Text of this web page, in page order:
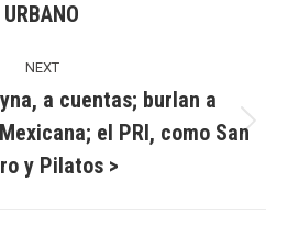
post:
URBANO
NEXT
Next
post:
a cuentas; burlan a
el PRI, como San
y Pilatos >